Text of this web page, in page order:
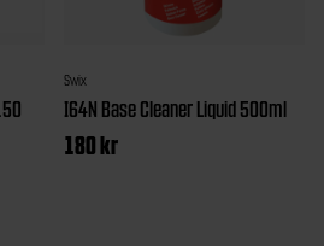
Swix
I64N Base Cleaner Liquid 500ml
180kr